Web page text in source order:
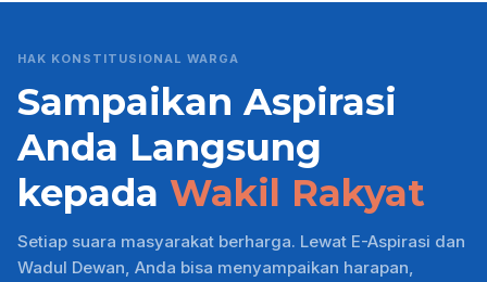
HAK KONSTITUSIONAL WARGA
Sampaikan Aspirasi
Anda Langsung
kepada Wakil Rakyat
Setiap suara masyarakat berharga. Lewat E-Aspirasi dan
Wadul Dewan, Anda bisa menyampaikan harapan,